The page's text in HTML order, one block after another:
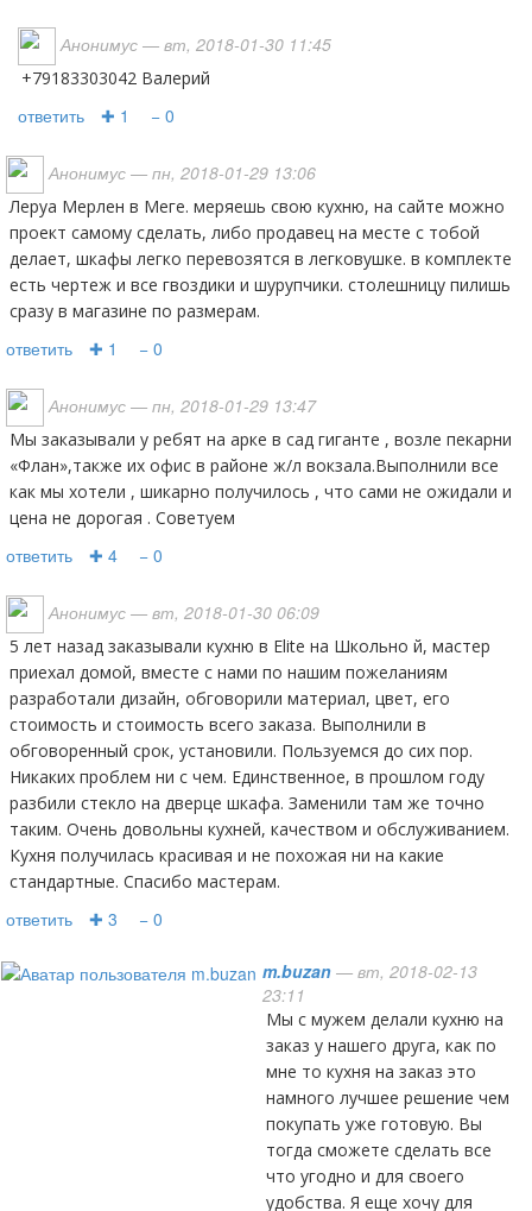
Анонимус — вт, 2018-01-30 11:45
+79183303042 Валерий
ответить ✚ 1 − 0
Анонимус — пн, 2018-01-29 13:06
Леруа Мерлен в Меге. меряешь свою кухню, на сайте можно
проект самому сделать, либо продавец на месте с тобой
делает, шкафы легко перевозятся в легковушке. в комплекте
есть чертеж и все гвоздики и шурупчики. столешницу пилишь
сразу в магазине по размерам.
ответить ✚ 1 − 0
Анонимус — пн, 2018-01-29 13:47
Мы заказывали у ребят на арке в сад гиганте , возле пекарни
«Флан»,также их офис в районе ж/л вокзала.Выполнили все
как мы хотели , шикарно получилось , что сами не ожидали и
цена не дорогая . Советуем
ответить ✚ 4 − 0
Анонимус — вт, 2018-01-30 06:09
5 лет назад заказывали кухню в Elite на Школьно й, мастер
приехал домой, вместе с нами по нашим пожеланиям
разработали дизайн, обговорили материал, цвет, его
стоимость и стоимость всего заказа. Выполнили в
обговоренный срок, установили. Пользуемся до сих пор.
Никаких проблем ни с чем. Единственное, в прошлом году
разбили стекло на дверце шкафа. Заменили там же точно
таким. Очень довольны кухней, качеством и обслуживанием.
Кухня получилась красивая и не похожая ни на какие
стандартные. Спасибо мастерам.
ответить ✚ 3 − 0
m.buzan — вт, 2018-02-13
23:11
Мы с мужем делали кухню на
заказ у нашего друга, как по
мне то кухня на заказ это
намного лучшее решение чем
покупать уже готовую. Вы
тогда сможете сделать все
что угодно и для своего
удобства. Я еще хочу для